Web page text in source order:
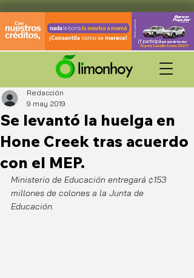
Se levantó la huelga en
Hone Creek tras acuerdo
con el MEP.
Redacción
9 may 2019
Ministerio de Educación entregará ¢153
millones de colones a la Junta de
Educación.